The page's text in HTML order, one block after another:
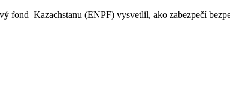
Kazachstanu (ENPF) vysvetlil, ako zabezpečí